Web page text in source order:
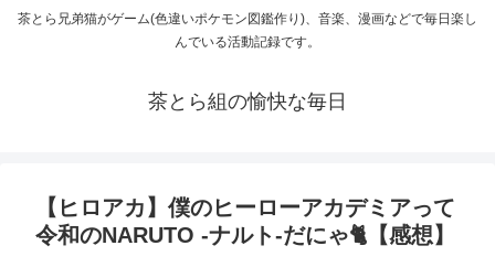
茶とら兄弟猫がゲーム(色違いポケモン図鑑作り)、音楽、漫画などで毎日楽し
んでいる活動記録です。
茶とら組の愉快な毎日
【ヒロアカ】僕のヒーローアカデミアって
令和のNARUTO -ナルト-だにゃ🐈️【感想】